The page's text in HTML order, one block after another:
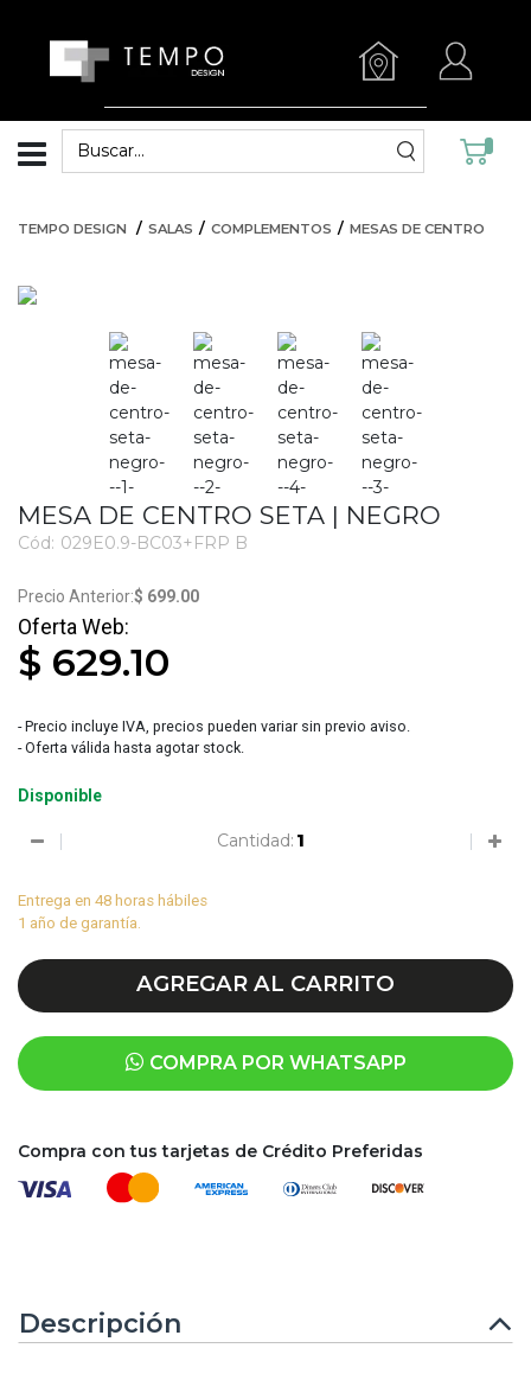
TEMPO DESIGN SALAS COMPLEMENTOS MESAS DE CENTRO
MESA DE CENTRO SETA | NEGRO
Cód: 029E0.9-BC03+FRP B
$ 699.00
$ 629.10
- Precio incluye IVA, precios pueden variar sin previo aviso.
- Oferta válida hasta agotar stock.
Disponible
Cantidad:
Entrega en 48 horas hábiles
1 año de garantía.
AGREGAR AL CARRITO
COMPRA POR WHATSAPP
Compra con tus tarjetas de Crédito Preferidas
Descripción